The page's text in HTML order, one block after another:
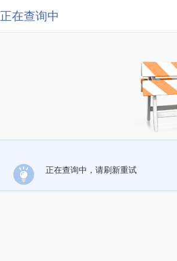
正在查询中
正在查询中，请刷新重试